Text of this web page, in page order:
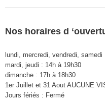
Nos horaires d
lundi, mercredi, vendredi,
mardi, jeudi : 14h à 19h30
dimanche : 17h à 18h30
1er Juillet et 31 Aout AUCUNE
Jours fériés : Fermé